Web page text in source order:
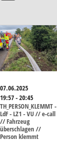
07.06.2025
19:57 - 20:45
TH_PERSON_KLEMMT -
LdF - LZ1 - VU // e-call
// Fahrzeug
überschlagen //
Person klemmt